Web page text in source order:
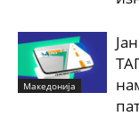
Македонија